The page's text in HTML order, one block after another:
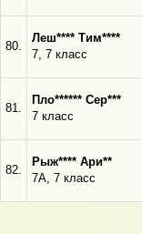
80.
Леш**** Тим****
7, 7 класс
81.
Пло****** Сер***
7 класс
82.
Рыж**** Ари**
7А, 7 класс